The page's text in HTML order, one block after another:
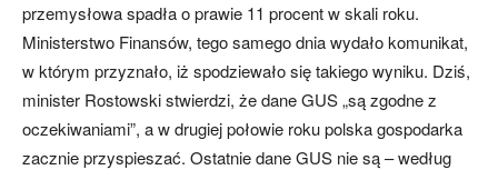
przemysłowa spadła o prawie 11 procent w skali roku.
Ministerstwo Finansów, tego samego dnia wydało komunikat,
w którym przyznało, iż spodziewało się takiego wyniku. Dziś,
minister Rostowski stwierdzi, że dane GUS „są zgodne z
oczekiwaniami”, a w drugiej połowie roku polska gospodarka
zacznie przyspieszać. Ostatnie dane GUS nie są – według